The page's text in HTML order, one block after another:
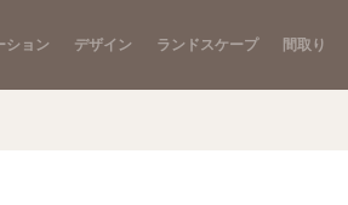
ション デザイン ランドスケープ 間取り